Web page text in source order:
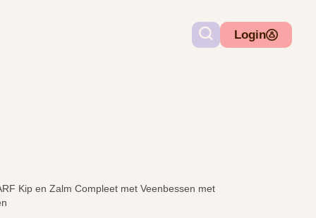
Login
Kip en Zalm Compleet met Veenbessen met